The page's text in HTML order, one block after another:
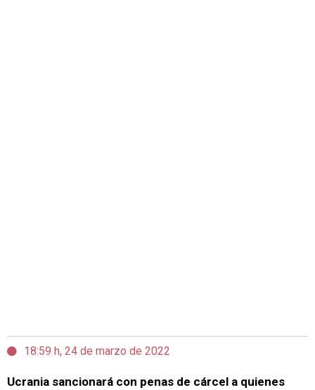
18:59 h, 24 de marzo de 2022
Ucrania sancionará con penas de cárcel a quienes